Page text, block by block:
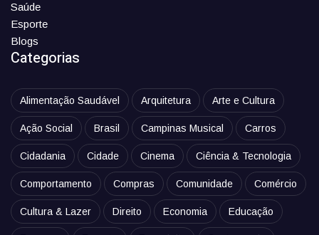
Saúde
Esporte
Blogs
Categorias
Alimentação Saudável Arquitetura Arte e Cultura
Ação Social Brasil Campinas Musical Carros
Cidadania Cidade Cinema Ciência & Tecnologia
Comportamento Compras Comunidade Comércio
Cultura & Lazer Direito Economia Educação